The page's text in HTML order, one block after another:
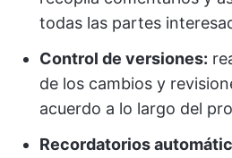
todas las partes
Control de versiones:
de los cambios y
acuerdo a lo largo del
Recordatorios